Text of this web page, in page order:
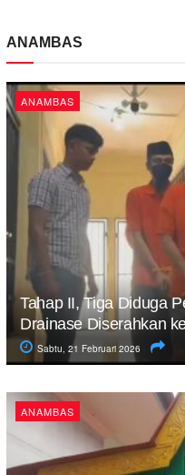
ANAMBAS
ANAMBAS
Tahap II, Tiga Diduga
Drainase Diserahkan
Sabtu, 21 Februari 2026
ANAMBAS